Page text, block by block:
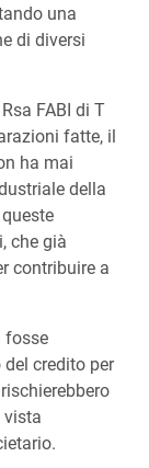
una
di diversi
FABI di T
fatte, il
ha mai
della
che già
contribuire a
fosse
credito per
vista